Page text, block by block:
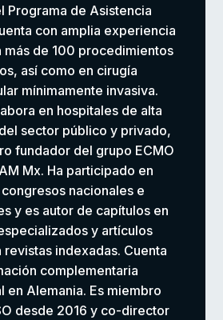
Programa de Asistencia
con amplia experiencia
más de 100 procedimientos
así como en cirugía
mínimamente invasiva.
en hospitales de alta
sector público y privado,
fundador del grupo ECMO
Mx. Ha participado en
nacionales e
y es autor de capítulos en
y artículos
indexadas. Cuenta
complementaria
en Alemania. Es miembro
desde 2016 y co-director